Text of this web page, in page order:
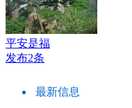
平安是福
发布2条
最新信息